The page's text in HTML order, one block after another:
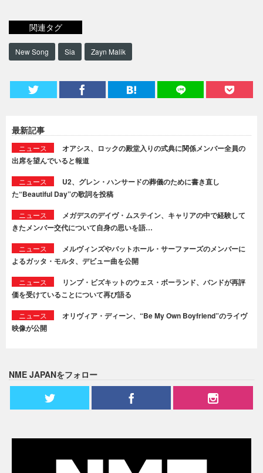
関連タグ
New Song Sia Zayn Malik
最新記事
ニュース
オアシス、ロックの殿堂入りの式典に関係メンバー全員の
出席を望んでいると報道
ニュース
U2、グレン・ハンサードの葬儀のために書き直し
た“Beautiful Day”の歌詞を投稿
ニュース
メガデスのデイヴ・ムステイン、キャリアの中で経験して
きたメンバー交代について自身の思いを語…
ニュース
メルヴィンズやバットホール・サーファーズのメンバーに
よるガッタ・モルタ、デビュー曲を公開
ニュース
リンプ・ビズキットのウェス・ボーランド、バンドが再評
価を受けていることについて再び語る
ニュース
オリヴィア・ディーン、“Be My Own Boyfriend”のライヴ
映像が公開
NME JAPANをフォロー